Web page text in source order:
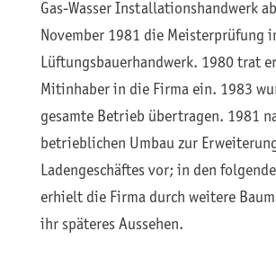
Gas-Wasser Installationshandwerk
November 1981 die Meisterprüfung
Lüftungsbauerhandwerk. 1980 trat
Mitinhaber in die Firma ein. 1983
gesamte Betrieb übertragen. 1981
betrieblichen Umbau zur
Ladengeschäftes vor; in den
erhielt die Firma durch weitere
ihr späteres Aussehen.